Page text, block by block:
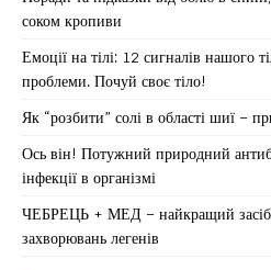
соком кропиви
Емоції на тілі: 12 сигналів нашого
проблеми. Почуй своє тіло!
Як “розбити” солі в області шиї –
Ось він! Потужний природний
інфекції в організмі
ЧЕБРЕЦЬ + МЕД – найкращий засіб
захворювань легенів